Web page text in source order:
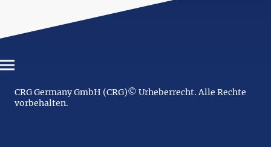
CRG Germany GmbH (CRG)© Urheberrecht. Alle Rechte
vorbehalten.